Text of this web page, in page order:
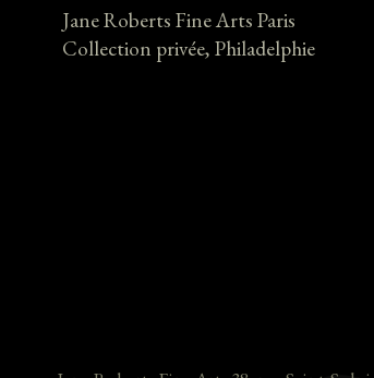
Jane Roberts Fine Arts Paris
Collection privée, Philadelphie